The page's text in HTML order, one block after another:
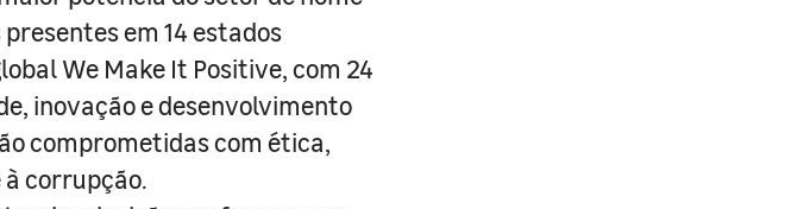
em 14 estados
We Make It Positive, com 24
inovação e desenvolvimento
comprometidas com ética,
corrupção.